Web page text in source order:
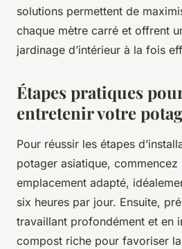
solutions permettent de
chaque mètre carré et offrent
jardinage d’intérieur à la fois
Étapes pratiques
entretenir votre
Pour réussir les étapes
potager asiatique,
emplacement adapté,
six heures par jour. Ensuite,
travaillant profondément et en
compost riche pour favoriser